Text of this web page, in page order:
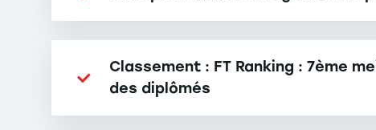
Classement : FT Ranking : 7ème
des diplômés